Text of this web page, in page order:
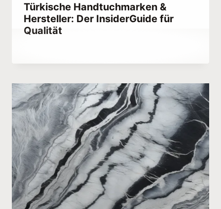
Türkische Handtuchmarken &
Hersteller: Der InsiderGuide für
Qualität